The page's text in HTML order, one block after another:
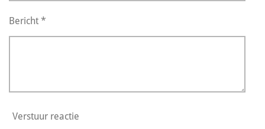
Bericht *
Verstuur reactie